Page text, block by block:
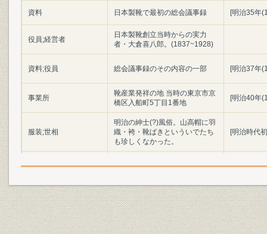
資料 日本製靴で最初の総会議事録 [明治35年
役員;経営者
日本製靴創立当時からの実力
者・大倉喜八郎。(1837~1928)
資料;役員 総会議事録のその内容の一部 [明治37年
事業所
靴産業発祥の地 当時の東京市京
橋区入船町5丁目1番地
[明治40年
服装;世相
明治の紳士(?)風俗。山高帽に羽
織・袴・靴ばきといういでたち
も珍しくなかった。
[明治時代
役員;経営者
製品;商品 明治時代の陸軍軍靴の変遷
明治初年
(1886年)